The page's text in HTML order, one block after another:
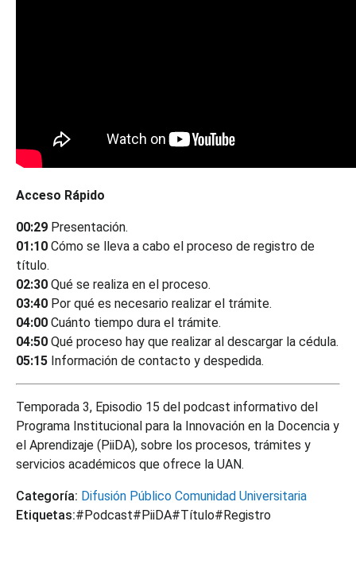
Acceso Rápido
00:29 Presentación.
01:10 Cómo se lleva a cabo el proceso de registro de
título.
02:30 Qué se realiza en el proceso.
03:40 Por qué es necesario realizar el trámite.
04:00 Cuánto tiempo dura el trámite.
04:50 Qué proceso hay que realizar al descargar la cédula.
05:15 Información de contacto y despedida.
Temporada 3, Episodio 15 del podcast informativo del
Programa Institucional para la Innovación en la Docencia y
el Aprendizaje (PiiDA), sobre los procesos, trámites y
servicios académicos que ofrece la UAN.
Categoría: Difusión Público Comunidad Universitaria
Etiquetas:#Podcast#PiiDA#Título#Registro